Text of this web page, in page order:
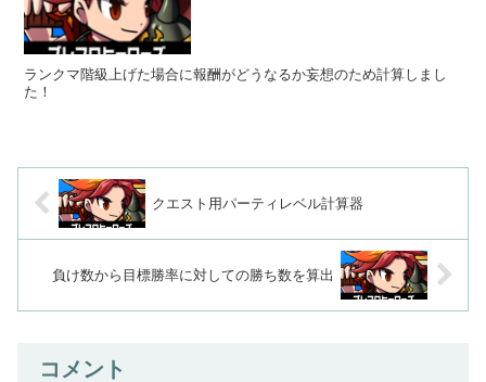
ランクマ階級上げた場合に報酬がどうなるか妄想のため計算しまし
た！
クエスト用パーティレベル計算器
負け数から目標勝率に対しての勝ち数を算出
コメント